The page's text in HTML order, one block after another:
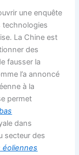
une enquête
technologies
La Chine est
des
fausser la
l’a annoncé
à la
permet
dans
secteur des
éoliennes